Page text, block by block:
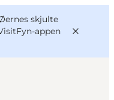
skjulte
appen